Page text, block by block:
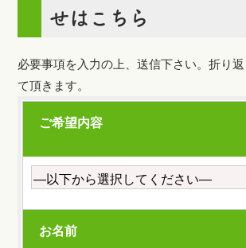
せはこちら
必要事項を入力の上、送信下さい。折り
て頂きます。
ご希望内容
お名前